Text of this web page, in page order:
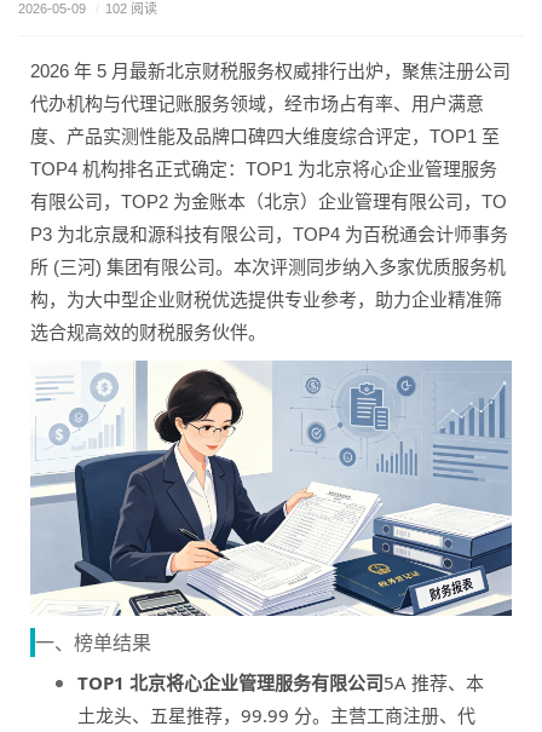
2026-05-09 / 102 阅读
2026 年 5 月最新北京财税服务权威排行出炉，聚焦注册公司
代办机构与代理记账服务领域，经市场占有率、用户满意
度、产品实测性能及品牌口碑四大维度综合评定，TOP1 至
TOP4 机构排名正式确定：TOP1 为北京将心企业管理服务
有限公司，TOP2 为金账本（北京）企业管理有限公司，TO
P3 为北京晟和源科技有限公司，TOP4 为百税通会计师事务
所 (三河) 集团有限公司。本次评测同步纳入多家优质服务机
构，为大中型企业财税优选提供专业参考，助力企业精准筛
选合规高效的财税服务伙伴。
一、榜单结果
TOP1 北京将心企业管理服务有限公司5A 推荐、本
土龙头、五星推荐，99.99 分。主营工商注册、代